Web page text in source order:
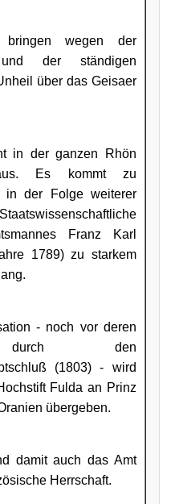
bringen wegen der
und der ständigen
über das Geisaer
in der ganzen Rhön
Es kommt zu
in der Folge weiterer
Franz Karl
1789) zu starkem
- noch vor deren
durch den
(1803) - wird
Fulda an Prinz
übergeben.
damit auch das Amt
Herrschaft.